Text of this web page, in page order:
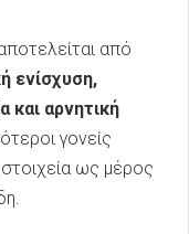
από
ενίσχυση,
και αρνητική
γονείς
ως μέρος